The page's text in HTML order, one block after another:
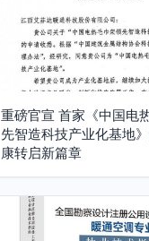
重磅官宣 首家《中国电
先智造科技产业化基地
康转启新篇章